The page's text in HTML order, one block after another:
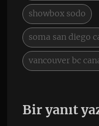
showbox sodo
soma san diego
vancouver bc
Bir yanıt